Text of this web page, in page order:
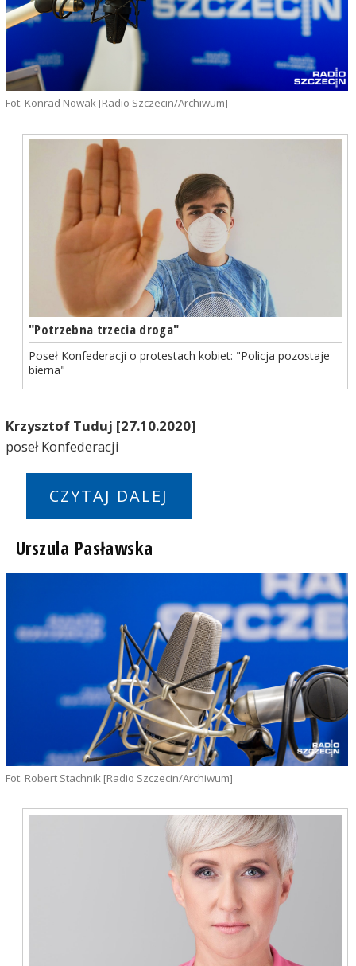
Fot. Konrad Nowak [Radio Szczecin/Archiwum]
"Potrzebna trzecia droga"
Poseł Konfederacji o protestach kobiet: "Policja pozostaje
bierna"
Krzysztof Tuduj [27.10.2020]
poseł Konfederacji
CZYTAJ DALEJ
Urszula Pasławska
Fot. Robert Stachnik [Radio Szczecin/Archiwum]